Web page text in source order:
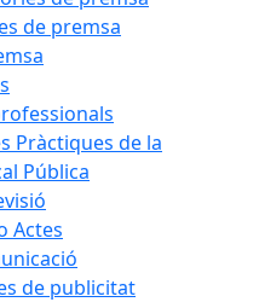
de premsa
Pràctiques de la
Pública
Actes
de publicitat